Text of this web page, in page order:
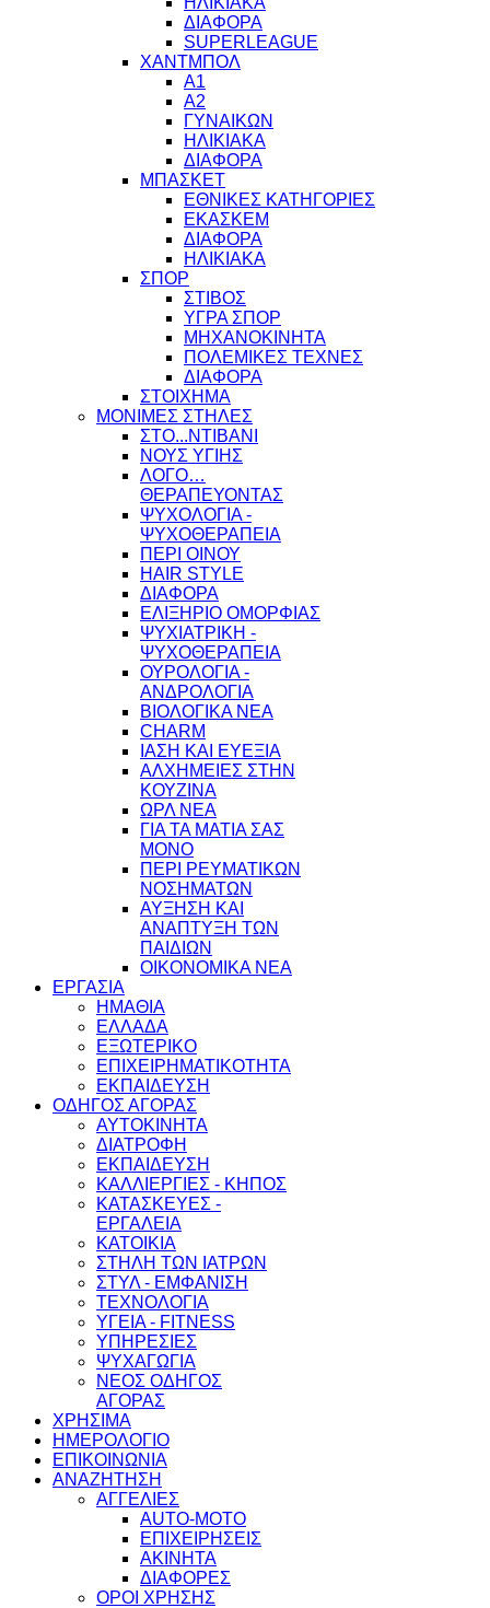
ΔΙΑΦΟΡΑ
SUPERLEAGUE
ΧΑΝΤΜΠΟΛ
Α1
Α2
ΓΥΝΑΙΚΩΝ
ΗΛΙΚΙΑΚΑ
ΔΙΑΦΟΡΑ
ΜΠΑΣΚΕΤ
ΕΘΝΙΚΕΣ ΚΑΤΗΓΟΡΙΕΣ
ΕΚΑΣΚΕΜ
ΔΙΑΦΟΡΑ
ΗΛΙΚΙΑΚΑ
ΣΠΟΡ
ΣΤΙΒΟΣ
ΥΓΡΑ ΣΠΟΡ
ΜΗΧΑΝΟΚΙΝΗΤΑ
ΠΟΛΕΜΙΚΕΣ ΤΕΧΝΕΣ
ΔΙΑΦΟΡΑ
ΣΤΟΙΧΗΜΑ
ΜΟΝΙΜΕΣ ΣΤΗΛΕΣ
ΣΤΟ...ΝΤΙΒΑΝΙ
ΝΟΥΣ ΥΓΙΗΣ
ΛΟΓΟ…
ΘΕΡΑΠΕΥΟΝΤΑΣ
ΨΥΧΟΛΟΓΙΑ -
ΨΥΧΟΘΕΡΑΠΕΙΑ
ΠΕΡΙ ΟΙΝΟΥ
HAIR STYLE
ΔΙΑΦΟΡΑ
ΕΛΙΞΗΡΙΟ ΟΜΟΡΦΙΑΣ
ΨΥΧΙΑΤΡΙΚΗ -
ΨΥΧΟΘΕΡΑΠΕΙΑ
ΟΥΡΟΛΟΓΙΑ -
ΑΝΔΡΟΛΟΓΙΑ
ΒΙΟΛΟΓΙΚΑ ΝΕΑ
CHARM
ΙΑΣΗ ΚΑΙ ΕΥΕΞΙΑ
ΑΛΧΗΜΕΙΕΣ ΣΤΗΝ
ΚΟΥΖΙΝΑ
ΩΡΛ ΝEA
ΓΙΑ ΤΑ ΜΑΤΙΑ ΣΑΣ
ΜΟΝΟ
ΠΕΡΙ ΡΕΥΜΑΤΙΚΩΝ
ΝΟΣΗΜΑΤΩΝ
ΑΥΞΗΣΗ ΚΑΙ
ΑΝΑΠΤΥΞΗ ΤΩΝ
ΠΑΙΔΙΩΝ
ΟΙΚΟΝΟΜΙΚΑ ΝΕΑ
ΕΡΓΑΣΙΑ
ΗΜΑΘΙΑ
ΕΛΛΑΔΑ
ΕΞΩΤΕΡΙΚΟ
ΕΠΙΧΕΙΡΗΜΑΤΙΚΟΤΗΤΑ
ΕΚΠΑΙΔΕΥΣΗ
ΟΔΗΓΟΣ ΑΓΟΡΑΣ
ΑΥΤΟΚΙΝΗΤΑ
ΔΙΑΤΡΟΦΗ
ΕΚΠΑΙΔΕΥΣΗ
ΚΑΛΛΙΕΡΓΙΕΣ - ΚΗΠΟΣ
ΚΑΤΑΣΚΕΥΕΣ -
ΕΡΓΑΛΕΙΑ
ΚΑΤΟΙΚΙΑ
ΣΤΗΛΗ ΤΩΝ ΙΑΤΡΩΝ
ΣΤΥΛ - ΕΜΦΑΝΙΣΗ
ΤΕΧΝΟΛΟΓΙΑ
ΥΓΕΙΑ - FITNESS
ΥΠΗΡΕΣΙΕΣ
ΨΥΧΑΓΩΓΙΑ
ΝΕΟΣ ΟΔΗΓΟΣ
ΑΓΟΡΑΣ
ΧΡΗΣΙΜΑ
ΗΜΕΡΟΛΟΓΙΟ
ΕΠΙΚΟΙΝΩΝΙΑ
ΑΝΑΖΗΤΗΣΗ
ΑΓΓΕΛΙΕΣ
AUTO-MOTO
ΕΠΙΧΕΙΡΗΣΕΙΣ
ΑΚΙΝΗΤΑ
ΔΙΑΦΟΡΕΣ
ΟΡΟΙ ΧΡΗΣΗΣ